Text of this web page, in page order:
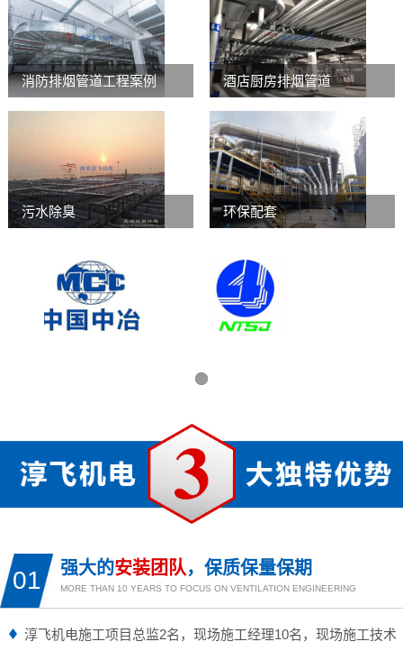
消防排烟管道工程案例 酒店厨房排烟管道
污水除臭 环保配套
01 强大的安装团队，保质保量保期
MORE THAN 10 YEARS TO FOCUS ON VENTILATION ENGINEERING
淳飞机电施工项目总监2名，现场施工经理10名，现场施工技术